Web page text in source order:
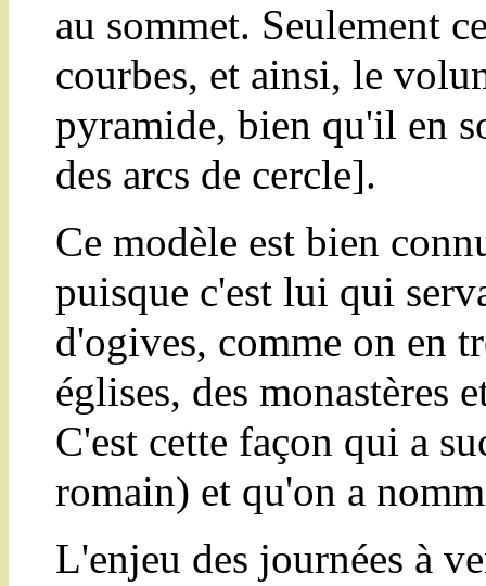
au sommet. Seulement
courbes, et ainsi, le
pyramide, bien qu'il en
des arcs de cercle].
Ce modèle est bien
puisque c'est lui qui
d'ogives, comme on en
églises, des monastères
C'est cette façon qui a
romain) et qu'on a
L'enjeu des journées à